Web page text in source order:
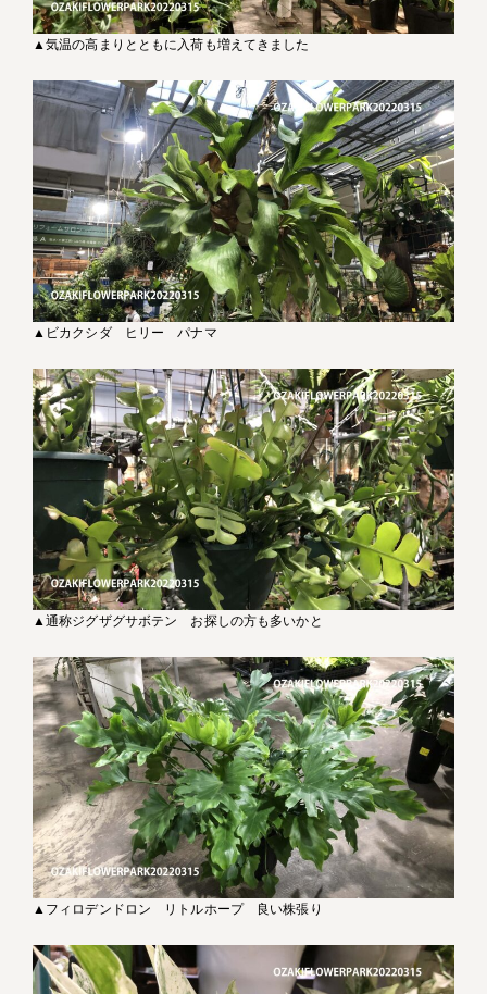
▲気温の高まりとともに入荷も増えてきました
▲ビカクシダ ヒリー パナマ
▲通称ジグザグサボテン お探しの方も多いかと
▲フィロデンドロン リトルホープ 良い株張り